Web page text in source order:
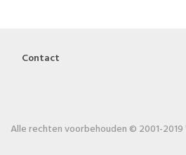
Contact
Alle rechten voorbehouden © 2001-2019